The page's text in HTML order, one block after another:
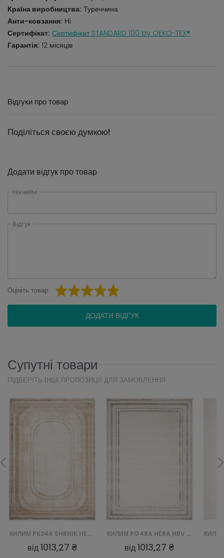
Країна виробництва: Туреччина
Анти-ковзання: Ні
Сертифікат: Сертифікат STANDARD 100 by OEKO-TEX®
Гарантія: 12 місяців
Відгуки про товар
Поділіться своєю думкою!
Додати відгук про товар
Нікнейм
Відгук
Оцініть товар:
ДОДАТИ ВІДГУК
Супутні товари
ПІДБЕРІТЬ ІНШІ ПРОПОЗИЦІЇ ДЛЯ ЗАМОВЛЕННЯ
КИЛИМ PK24A SHRNIK HERA HBV - KREMOWY
від1013,27 ₴
КИЛИМ PG48A HERA HBV - BIAŁY
від1013,27 ₴